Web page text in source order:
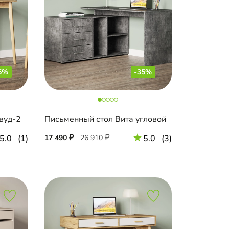
2
(1)
-35%
Письменный стол Вита угловой
17 490 26 910 5.0 (3)